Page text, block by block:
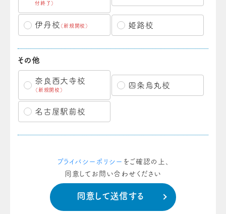
付終了）
伊丹校 （新規開校） 姫路校
その他
奈良西大寺校
（新規開校）
四条烏丸校
名古屋駅前校
プライバシーポリシー をご確認の上、
同意してお問い合わせください